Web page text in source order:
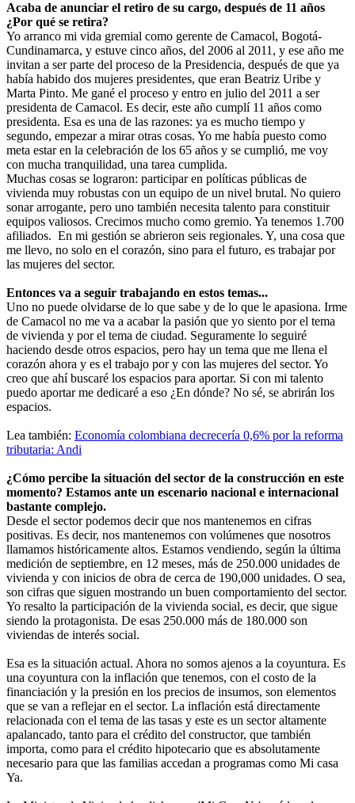
Acaba de anunciar el retiro de su cargo, después de 11 años
¿Por qué se retira?
Yo arranco mi vida gremial como gerente de Camacol, Bogotá-
Cundinamarca, y estuve cinco años, del 2006 al 2011, y ese año me
invitan a ser parte del proceso de la Presidencia, después de que ya
había habido dos mujeres presidentes, que eran Beatriz Uribe y
Marta Pinto. Me gané el proceso y entro en julio del 2011 a ser
presidenta de Camacol. Es decir, este año cumplí 11 años como
presidenta. Esa es una de las razones: ya es mucho tiempo y
segundo, empezar a mirar otras cosas. Yo me había puesto como
meta estar en la celebración de los 65 años y se cumplió, me voy
con mucha tranquilidad, una tarea cumplida.
Muchas cosas se lograron: participar en políticas públicas de
vivienda muy robustas con un equipo de un nivel brutal. No quiero
sonar arrogante, pero uno también necesita talento para constituir
equipos valiosos. Crecimos mucho como gremio. Ya tenemos 1.700
afiliados. En mi gestión se abrieron seis regionales. Y, una cosa que
me llevo, no solo en el corazón, sino para el futuro, es trabajar por
las mujeres del sector.
Entonces va a seguir trabajando en estos temas...
Uno no puede olvidarse de lo que sabe y de lo que le apasiona. Irme
de Camacol no me va a acabar la pasión que yo siento por el tema
de vivienda y por el tema de ciudad. Seguramente lo seguiré
haciendo desde otros espacios, pero hay un tema que me llena el
corazón ahora y es el trabajo por y con las mujeres del sector. Yo
creo que ahí buscaré los espacios para aportar. Si con mi talento
puedo aportar me dedicaré a eso ¿En dónde? No sé, se abrirán los
espacios.
Lea también: Economía colombiana decrecería 0,6% por la reforma
tributaria: Andi
¿Cómo percibe la situación del sector de la construcción en este
momento? Estamos ante un escenario nacional e internacional
bastante complejo.
Desde el sector podemos decir que nos mantenemos en cifras
positivas. Es decir, nos mantenemos con volúmenes que nosotros
llamamos históricamente altos. Estamos vendiendo, según la última
medición de septiembre, en 12 meses, más de 250.000 unidades de
vivienda y con inicios de obra de cerca de 190,000 unidades. O sea,
son cifras que siguen mostrando un buen comportamiento del sector.
Yo resalto la participación de la vivienda social, es decir, que sigue
siendo la protagonista. De esas 250.000 más de 180.000 son
viviendas de interés social.
Esa es la situación actual. Ahora no somos ajenos a la coyuntura. Es
una coyuntura con la inflación que tenemos, con el costo de la
financiación y la presión en los precios de insumos, son elementos
que se van a reflejar en el sector. La inflación está directamente
relacionada con el tema de las tasas y este es un sector altamente
apalancado, tanto para el crédito del constructor, que también
importa, como para el crédito hipotecario que es absolutamente
necesario para que las familias accedan a programas como Mi casa
Ya.